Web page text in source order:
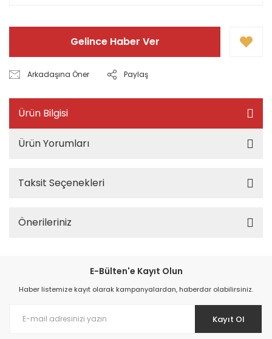
Gelince Haber Ver
Arkadaşına Öner Paylaş
Ürün Bilgisi
Ürün Yorumları
Taksit Seçenekleri
Önerileriniz
E-Bülten'e Kayıt Olun
Haber listemize kayıt olarak kampanyalardan, haberdar olabilirsiniz.
Kayıt Ol